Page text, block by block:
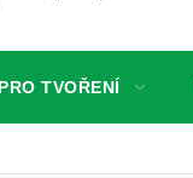
TVOŘENÍ